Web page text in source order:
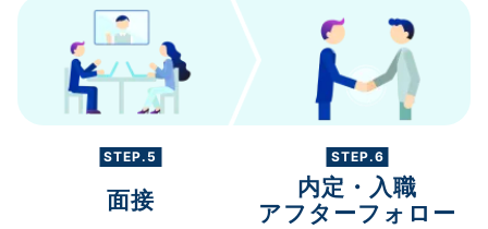
STEP.5
面接
STEP.6
内定・入職
アフターフォロー